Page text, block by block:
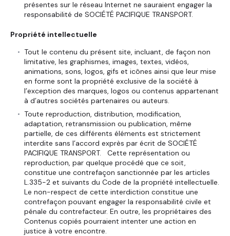
présentes sur le réseau Internet ne sauraient engager la
responsabilité de SOCIÉTÉ PACIFIQUE TRANSPORT.
Propriété intellectuelle
Tout le contenu du présent site, incluant, de façon non
limitative, les graphismes, images, textes, vidéos,
animations, sons, logos, gifs et icônes ainsi que leur mise
en forme sont la propriété exclusive de la société à
l’exception des marques, logos ou contenus appartenant
à d’autres sociétés partenaires ou auteurs.
Toute reproduction, distribution, modification,
adaptation, retransmission ou publication, même
partielle, de ces différents éléments est strictement
interdite sans l’accord exprès par écrit de SOCIÉTÉ
PACIFIQUE TRANSPORT. Cette représentation ou
reproduction, par quelque procédé que ce soit,
constitue une contrefaçon sanctionnée par les articles
L.335-2 et suivants du Code de la propriété intellectuelle.
Le non-respect de cette interdiction constitue une
contrefaçon pouvant engager la responsabilité civile et
pénale du contrefacteur. En outre, les propriétaires des
Contenus copiés pourraient intenter une action en
justice à votre encontre.